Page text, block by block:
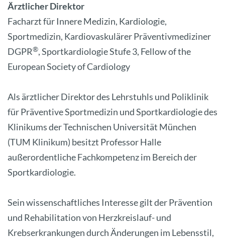
Ärztlicher Direktor
Facharzt für Innere Medizin, Kardiologie,
Sportmedizin, Kardiovaskulärer Präventivmediziner
DGPR®, Sportkardiologie Stufe 3, Fellow of the
European Society of Cardiology
Als ärztlicher Direktor des Lehrstuhls und Poliklinik
für Präventive Sportmedizin und Sportkardiologie des
Klinikums der Technischen Universität München
(TUM Klinikum) besitzt Professor Halle
außerordentliche Fachkompetenz im Bereich der
Sportkardiologie.
Sein wissenschaftliches Interesse gilt der Prävention
und Rehabilitation von Herzkreislauf- und
Krebserkrankungen durch Änderungen im Lebensstil,